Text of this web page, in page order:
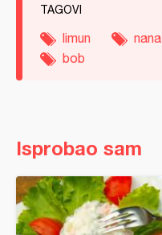
TAGOVI
limun nana
bob
Isprobao sam